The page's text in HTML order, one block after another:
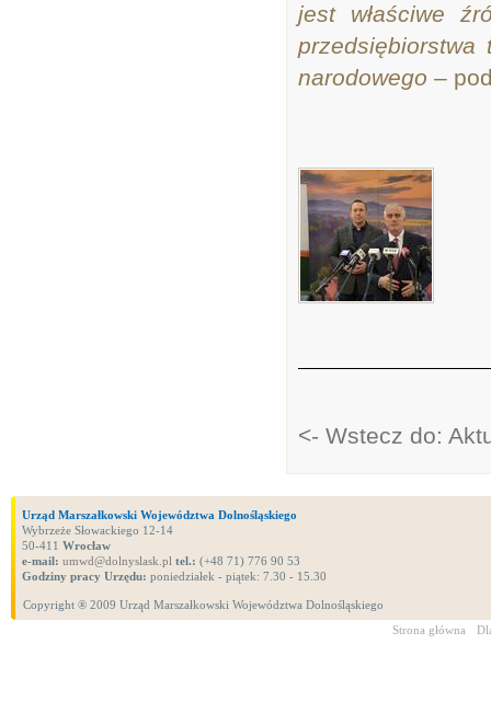
jest właściwe
przedsiębiorstwa
narodowego –
<- Wstecz do:
Urząd Marszałkowski Województwa Dolnośląskiego
Wybrzeże Słowackiego 12-14
50-411 Wrocław
e-mail: umwd@dolnyslask.pl tel.: (+48 71) 776 90 53
Godziny pracy Urzędu: poniedziałek - piątek: 7.30 - 15.30
Copyright ® 2009 Urząd Marszałkowski Województwa Dolnośląskiego
Strona główna